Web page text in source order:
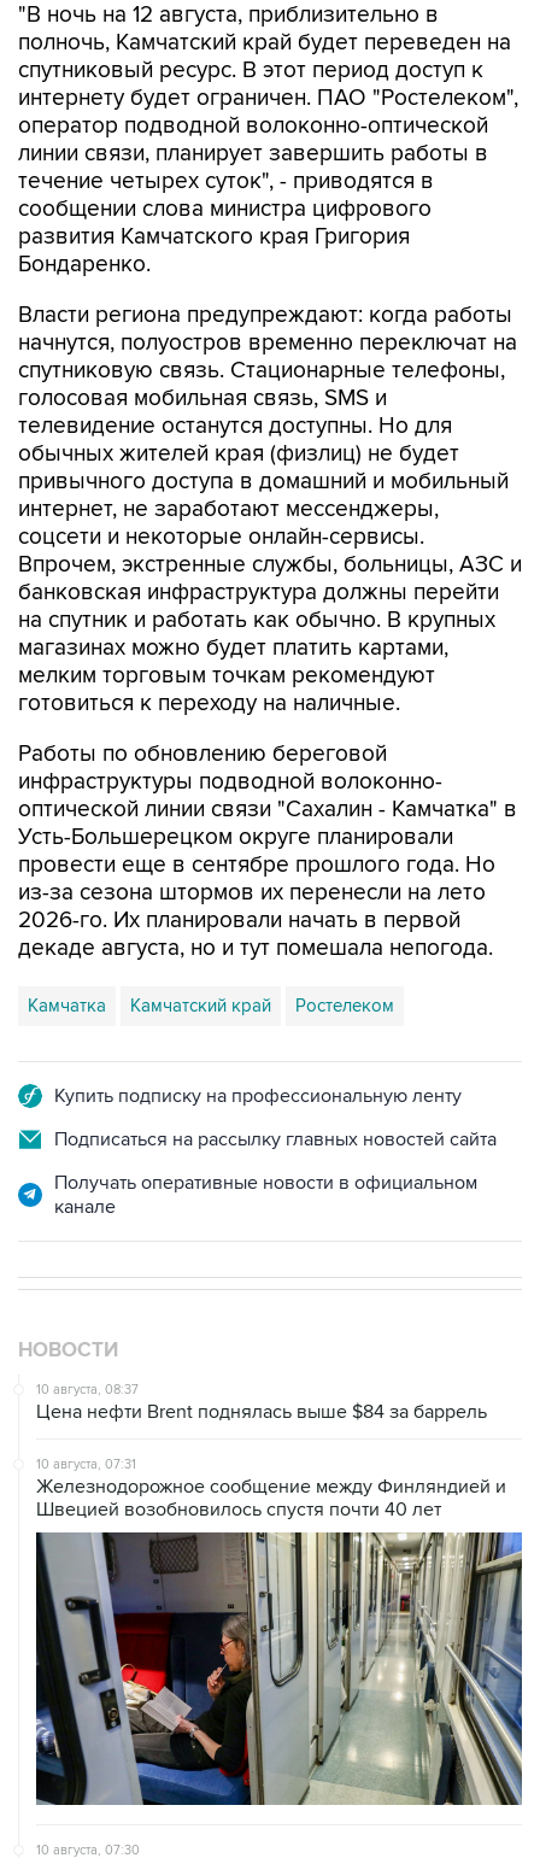
"В ночь на 12 августа, приблизительно в
полночь, Камчатский край будет переведен на
спутниковый ресурс. В этот период доступ к
интернету будет ограничен. ПАО "Ростелеком",
оператор подводной волоконно-оптической
линии связи, планирует завершить работы в
течение четырех суток", - приводятся в
сообщении слова министра цифрового
развития Камчатского края Григория
Бондаренко.
Власти региона предупреждают: когда работы
начнутся, полуостров временно переключат на
спутниковую связь. Стационарные телефоны,
голосовая мобильная связь, SMS и
телевидение останутся доступны. Но для
обычных жителей края (физлиц) не будет
привычного доступа в домашний и мобильный
интернет, не заработают мессенджеры,
соцсети и некоторые онлайн-сервисы.
Впрочем, экстренные службы, больницы, АЗС и
банковская инфраструктура должны перейти
на спутник и работать как обычно. В крупных
магазинах можно будет платить картами,
мелким торговым точкам рекомендуют
готовиться к переходу на наличные.
Работы по обновлению береговой
инфраструктуры подводной волоконно-
оптической линии связи "Сахалин - Камчатка" в
Усть-Большерецком округе планировали
провести еще в сентябре прошлого года. Но
из-за сезона штормов их перенесли на лето
2026-го. Их планировали начать в первой
декаде августа, но и тут помешала непогода.
Камчатка Камчатский край Ростелеком
Купить подписку на профессиональную ленту
Подписаться на рассылку главных новостей сайта
Получать оперативные новости в официальном
канале
НОВОСТИ
10 августа, 08:37
Цена нефти Brent поднялась выше $84 за баррель
10 августа, 07:31
Железнодорожное сообщение между Финляндией и
Швецией возобновилось спустя почти 40 лет
10 августа, 07:30